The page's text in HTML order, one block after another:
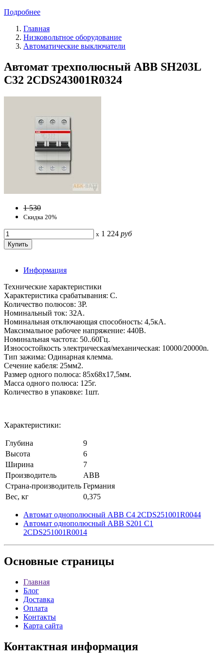
Подробнее
Главная
Низковольтное оборудование
Автоматические выключатели
Автомат трехполюсный ABB SH203L
C32 2CDS243001R0324
1 530
Скидка 20%
x 1 224 руб
Информация
Технические характеристики
Характеристика срабатывания: C.
Количество полюсов: 3P.
Номинальный ток: 32А.
Номинальная отключающая способность: 4,5кА.
Максимальное рабочее напряжение: 440В.
Номинальная частота: 50..60Гц.
Износостойкость электрическая/механическая: 10000/20000n.
Тип зажима: Одинарная клемма.
Сечение кабеля: 25мм2.
Размер одного полюса: 85х68х17,5мм.
Масса одного полюса: 125г.
Количество в упаковке: 1шт.
Характеристики:
Глубина
9
Высота
6
Ширина
7
Производитель
ABB
Страна-производитель Германия
Вес, кг
0,375
Автомат однополюсный ABB C4 2CDS251001R0044
Автомат однополюсный ABB S201 C1
2CDS251001R0014
Основные страницы
Главная
Блог
Доставка
Оплата
Контакты
Карта сайта
Контактная информация